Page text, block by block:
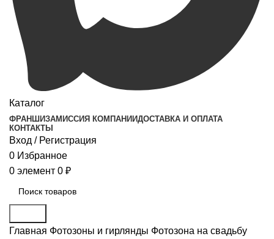
Каталог
ФРАНШИЗАМИССИЯ КОМПАНИИДОСТАВКА И ОПЛАТА
КОНТАКТЫ
Вход / Регистрация
0 Избранное
0 элемент 0 ₽
Главная Фотозоны и гирлянды Фотозона на свадьбу